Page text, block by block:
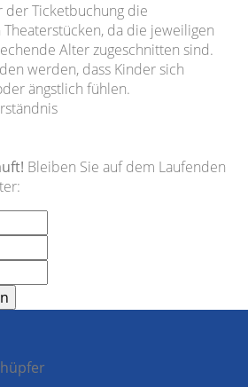
der Ticketbuchung die
da die jeweiligen
Alter zugeschnitten sind.
werden, dass Kinder sich
ängstlich fühlen.
Bleiben Sie auf dem Laufenden